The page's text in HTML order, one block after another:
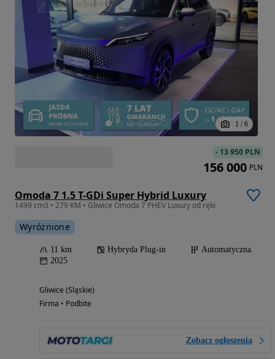
1 / 6
Omoda 7 1.5 T-GDi Super Hybrid Luxury
1499 cm3 • 279 KM • Gliwice Omoda 7 PHEV Luxury od ręki
Wyróżnione
11 km Hybryda Plug-in
Automatyczna
2025
Gliwice (Śląskie)
Firma • Podbite
Zobacz ogłoszenia
- 13 950 PLN
156 000 PLN